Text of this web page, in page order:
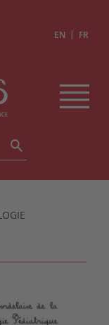
EN | FR